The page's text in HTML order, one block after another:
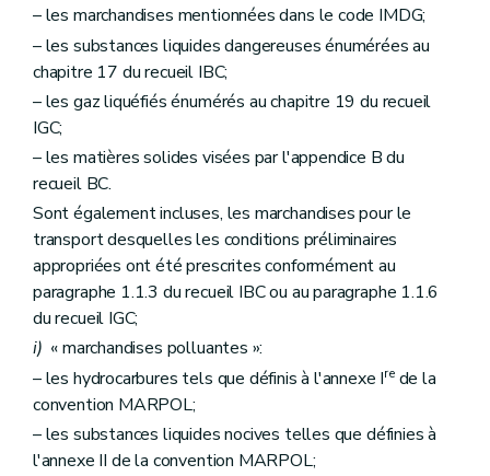
– les marchandises mentionnées dans le code IMDG;
– les substances liquides dangereuses énumérées au
chapitre 17 du recueil IBC;
– les gaz liquéfiés énumérés au chapitre 19 du recueil
IGC;
– les matières solides visées par l'appendice B du
recueil BC.
Sont également incluses, les marchandises pour le
transport desquelles les conditions préliminaires
appropriées ont été prescrites conformément au
paragraphe 1.1.3 du recueil IBC ou au paragraphe 1.1.6
du recueil IGC;
i) « marchandises polluantes »:
– les hydrocarbures tels que définis à l'annexe Irede la
convention MARPOL;
– les substances liquides nocives telles que définies à
l'annexe II de la convention MARPOL;